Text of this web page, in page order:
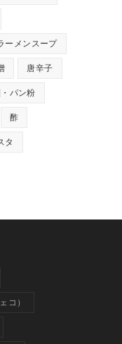
ーメンスープ
唐辛子
パン粉
酢
タ
コ）